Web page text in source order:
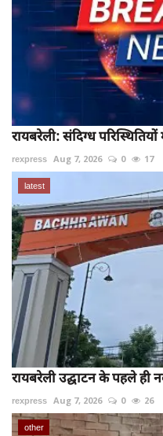
रायबरेली: संदिग्ध
rexpress Aug 7, 2026 0 17
latest
रायबरेली उद्घाटन के पहले ही
rexpress Aug 7, 2026 0 26
other